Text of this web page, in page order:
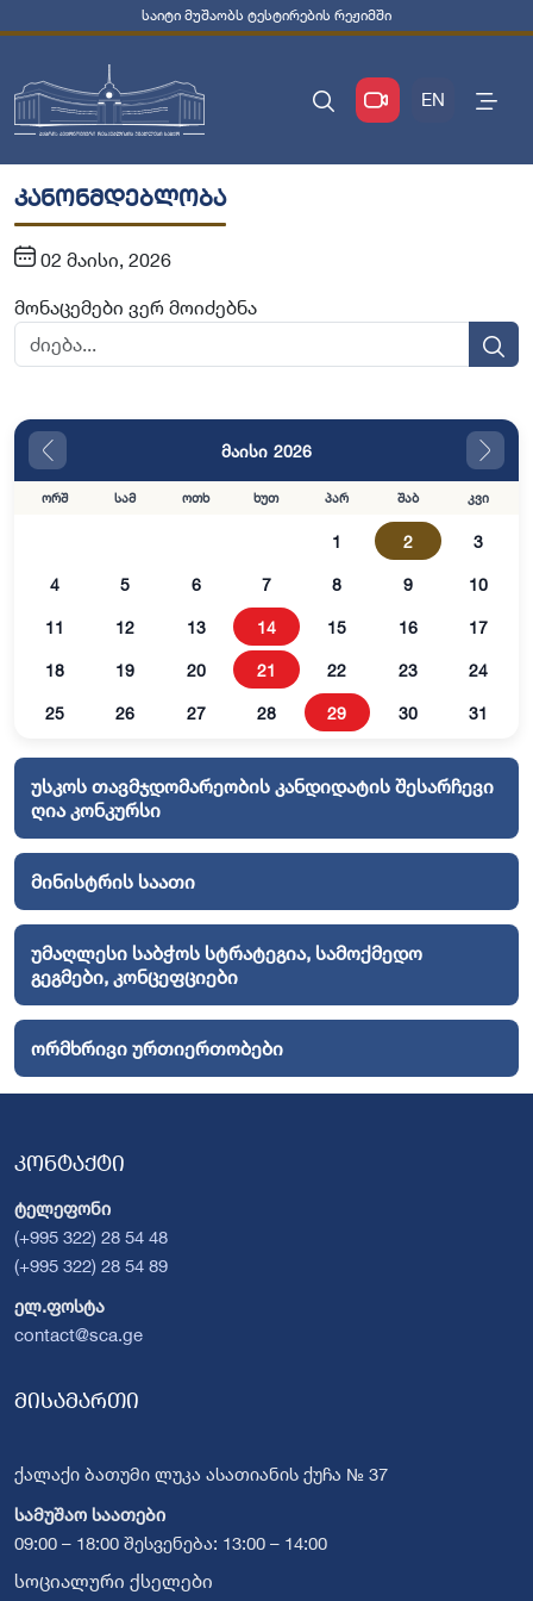
საიტი მუშაობს ტესტირების რეჟიმში
EN
კანონმდებლობა
02 მაისი, 2026
მონაცემები ვერ მოიძებნა
მაისი 2026
ორშ სამ ოთხ ხუთ პარ შაბ კვი
1 2 3
4 5 6 7 8 9 10
11 12 13 14 15 16 17
18 19 20 21 22 23 24
25 26 27 28 29 30 31
უსკოს თავმჯდომარეობის კანდიდატის შესარჩევი
ღია კონკურსი
მინისტრის საათი
უმაღლესი საბჭოს სტრატეგია, სამოქმედო
გეგმები, კონცეფციები
ორმხრივი ურთიერთობები
კონტაქტი
ტელეფონი
(+995 322) 28 54 48
(+995 322) 28 54 89
ელ.ფოსტა
contact@sca.ge
მისამართი
ქალაქი ბათუმი ლუკა ასათიანის ქუჩა № 37
სამუშაო საათები
09:00 – 18:00 შესვენება: 13:00 – 14:00
სოციალური ქსელები